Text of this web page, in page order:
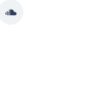
Soundcloud